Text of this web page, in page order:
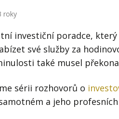
roky
investiční poradce,
své služby za
také musel
sérii rozhovorů o
a jeho